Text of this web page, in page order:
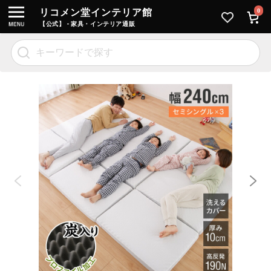
リコメン堂インテリア館
【公式】 - 家具・インテリア通販
0